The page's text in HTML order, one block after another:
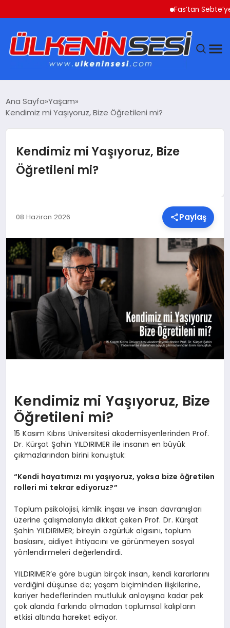
Fas’tan Sebte’ye
GÜNDEM
MAGAZIN
SPOR
TEKNOLOJI
YAŞAM
MALATYA HABERLERI
Ana Sayfa Yaşam
Kendimiz mi Yaşıyoruz, Bize Öğretileni mi?
Kendimiz mi Yaşıyoruz, Bize
Öğretileni mi?
08 Haziran 2026 Paylaş
Kendimiz mi Yaşıyoruz, Bize
Öğretileni mi?
15 Kasım Kıbrıs Üniversitesi akademisyenlerinden Prof.
Dr. Kürşat Şahin YILDIRIMER ile insanın en büyük
çıkmazlarından birini konuştuk:
“Kendi hayatımızı mı yaşıyoruz, yoksa bize öğretilen
rolleri mi tekrar ediyoruz?”
Toplum psikolojisi, kimlik inşası ve insan davranışları
üzerine çalışmalarıyla dikkat çeken Prof. Dr. Kürşat
Şahin YILDIRIMER; bireyin özgürlük algısını, toplum
baskısını, aidiyet ihtiyacını ve görünmeyen sosyal
yönlendirmeleri değerlendirdi.
YILDIRIMER’e göre bugün birçok insan, kendi kararlarını
verdiğini düşünse de; yaşam biçiminden ilişkilerine,
kariyer hedeflerinden mutluluk anlayışına kadar pek
çok alanda farkında olmadan toplumsal kalıpların
etkisi altında hareket ediyor.